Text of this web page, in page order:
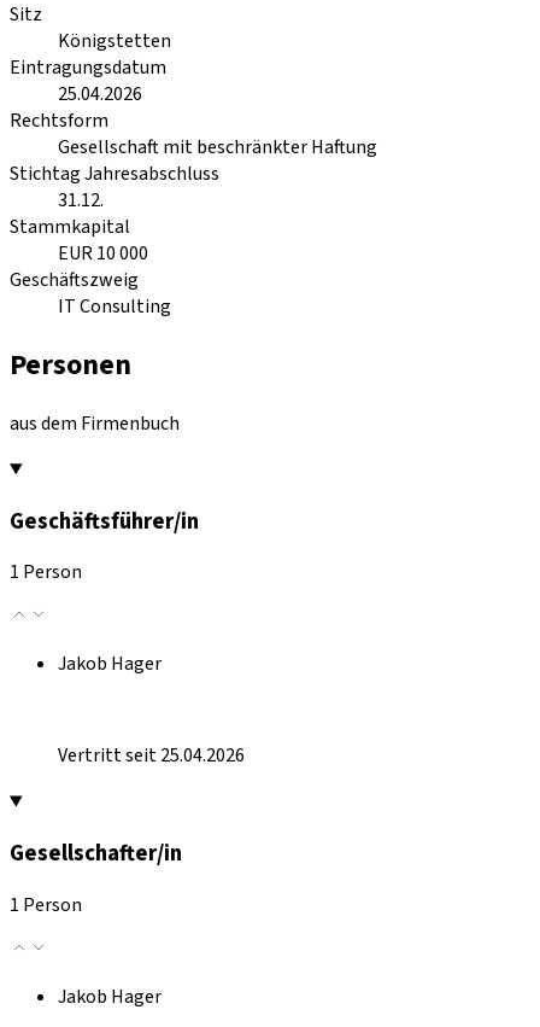
Sitz
Königstetten
Eintragungsdatum
25.04.2026
Rechtsform
Gesellschaft mit beschränkter Haftung
Stichtag Jahresabschluss
31.12.
Stammkapital
EUR 10 000
Geschäftszweig
IT Consulting
Personen
aus dem Firmenbuch
Geschäftsführer/in
1 Person
Jakob Hager
Vertritt seit 25.04.2026
Gesellschafter/in
1 Person
Jakob Hager